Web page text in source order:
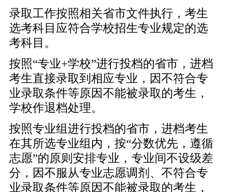
录取工作按照相关省市文件执行，考生
选考科目应符合学校招生专业规定的选
考科目。
按照“专业+学校”进行投档的省市，进档
考生直接录取到相应专业，因不符合专
业录取条件等原因不能被录取的考生，
学校作退档处理。
按照专业组进行投档的省市，进档考生
在其所选专业组内，按“分数优先，遵循
志愿”的原则安排专业，专业间不设级差
分，因不服从专业志愿调剂、不符合专
业录取条件等原因不能被录取的考生，